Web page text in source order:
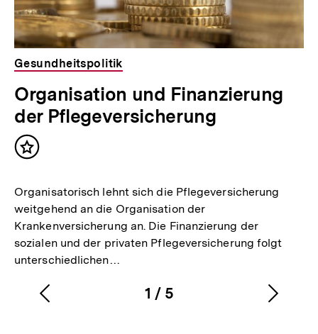
Gesundheitspolitik
Organisation und Finanzierung
der Pflegeversicherung
Inhalt
Organisatorisch lehnt sich die Pflegeversicherung
weitgehend an die Organisation der
Krankenversicherung an. Die Finanzierung der
sozialen und der privaten Pflegeversicherung folgt
unterschiedlichen…
Karussellinhalt
1
von
/ 5
Vorherigen